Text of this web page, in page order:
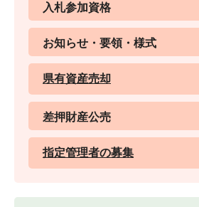
入札参加資格
お知らせ・要領・様式
県有資産売却
差押財産公売
指定管理者の募集